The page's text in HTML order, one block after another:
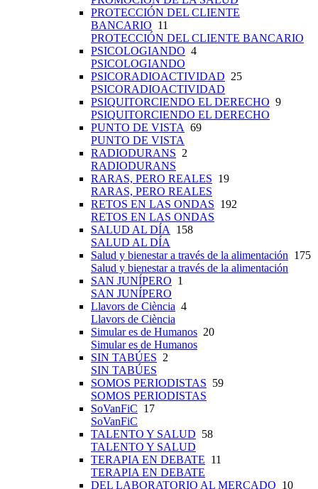
PROTECCIÓN DEL CLIENTE
BANCARIO 11
PROTECCIÓN DEL CLIENTE BANCARIO
PSICOLOGIANDO 4
PSICOLOGIANDO
PSICORADIOACTIVIDAD 25
PSICORADIOACTIVIDAD
PSIQUITORCIENDO EL DERECHO 9
PSIQUITORCIENDO EL DERECHO
PUNTO DE VISTA 69
PUNTO DE VISTA
RADIODURANS 2
RADIODURANS
RARAS, PERO REALES 19
RARAS, PERO REALES
RETOS EN LAS ONDAS 192
RETOS EN LAS ONDAS
SALUD AL DÍA
158
SALUD AL DÍA
Salud y bienestar a través de la alimentación 175
Salud y bienestar a través de la alimentación
SAN JUNÍPERO 1
SAN JUNÍPERO
Llavors de Ciència 4
Llavors de Ciència
Simular es de Humanos 20
Simular es de Humanos
SIN TABÚES 2
SIN TABÚES
SOMOS PERIODISTAS 59
SOMOS PERIODISTAS
SoVanFiC 17
SoVanFiC
TALENTO Y SALUD 58
TALENTO Y SALUD
TERAPIA EN DEBATE 11
TERAPIA EN DEBATE
DEL LABORATORIO AL MERCADO 10